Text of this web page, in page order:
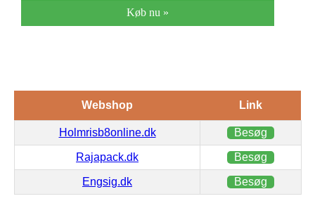
Køb nu »
Webshop Link
Holmrisb8online.dk Besøg
Rajapack.dk Besøg
Engsig.dk Besøg